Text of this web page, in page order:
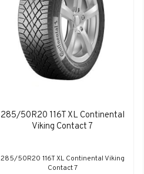
285/50R20 116T XL Continental
Viking Contact 7
285/50R20 116T XL Continental Viking
Contact 7